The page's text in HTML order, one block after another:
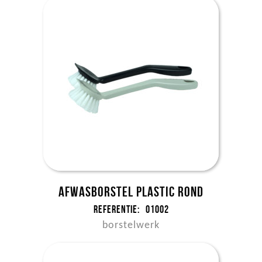
Afwasborstel plastic rond
Referentie: 01002
borstelwerk